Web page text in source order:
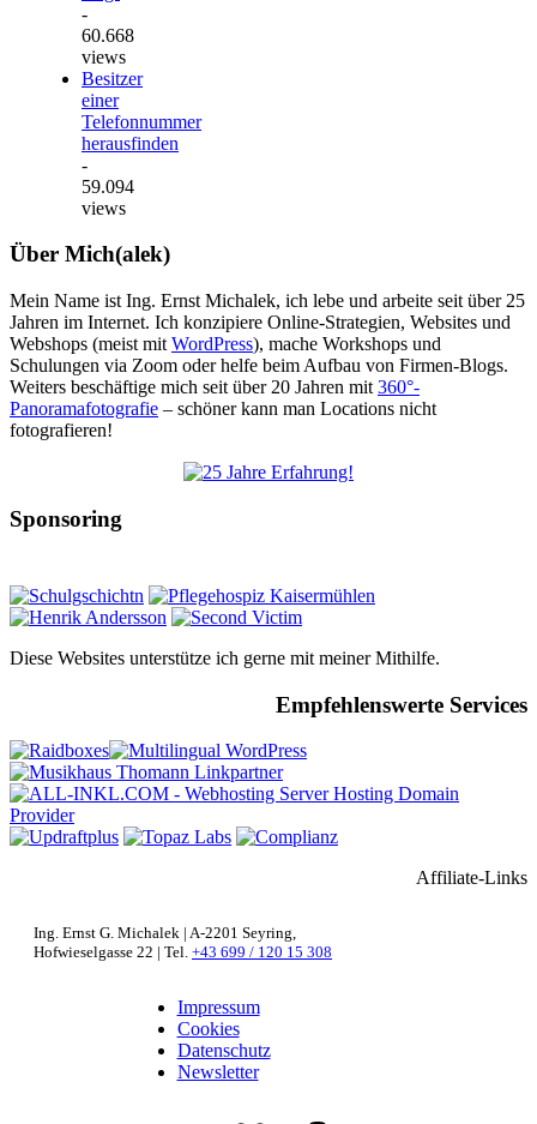
-
60.668
views
Besitzer
einer
Telefonnummer
herausfinden
-
59.094
views
Über Mich(alek)
Mein Name ist Ing. Ernst Michalek, ich lebe und arbeite seit über 25
Jahren im Internet. Ich konzipiere Online-Strategien, Websites und
Webshops (meist mit WordPress), mache Workshops und
Schulungen via Zoom oder helfe beim Aufbau von Firmen-Blogs.
Weiters beschäftige mich seit über 20 Jahren mit 360°-
Panoramafotografie – schöner kann man Locations nicht
fotografieren!
Sponsoring
Diese Websites unterstütze ich gerne mit meiner Mithilfe.
Empfehlenswerte Services
Affiliate-Links
Ing. Ernst G. Michalek | A-2201 Seyring,
Hofwieselgasse 22 | Tel. +43 699 / 120 15 308
Impressum
Cookies
Datenschutz
Newsletter